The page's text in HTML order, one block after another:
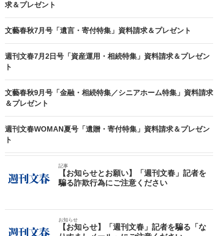
求＆プレゼント
文藝春秋7月号「遺言・寄付特集」資料請求＆プレゼント
週刊文春7月2日号「資産運用・相続特集」資料請求＆プレゼン
ト
文藝春秋9月号「金融・相続特集／シニアホーム特集」資料請求
＆プレゼント
週刊文春WOMAN夏号「遺贈・寄付特集」資料請求＆プレゼン
ト
記事
【お知らせとお願い】「週刊文春」記者を
騙る詐欺行為にご注意ください
お知らせ
【お知らせ】「週刊文春」記者を騙る「な